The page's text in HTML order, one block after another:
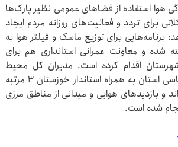
هوا استفاده از فضاهای عمومی نظیر پارک‌ها
برای تردد و فعالیت‌های روزانه مردم ایجاد
برنامه‌هایی برای توزیع ماسک و فیلتر هوا به‌
شده و معاونت عمرانی استانداری هم برای
اقدام کرده است. مدیران کل محیط
زیست، بحران و هواشناسی استان به همراه استاندار خوزستان ۳ مرتبه
و بازدیدهای هوایی و میدانی از مناطق مرزی
شده است.